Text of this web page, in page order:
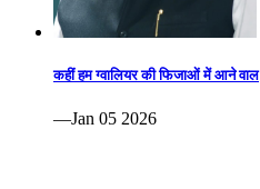
कहीं हम ग्वालियर की फिजाओं में आने वाल
—Jan 05 2026